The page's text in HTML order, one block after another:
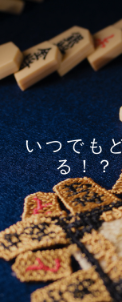
いつでも
る！？